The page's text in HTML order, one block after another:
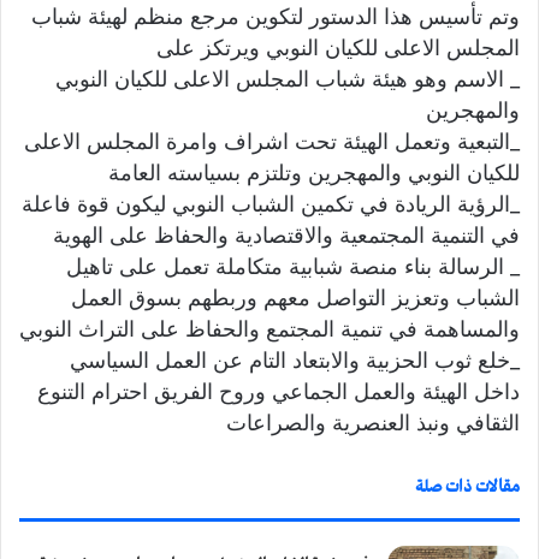
وتم تأسيس هذا الدستور لتكوين مرجع منظم لهيئة شباب
المجلس الاعلى للكيان النوبي ويرتكز على
_ الاسم وهو هيئة شباب المجلس الاعلى للكيان النوبي
والمهجرين
_التبعية وتعمل الهيئة تحت اشراف وامرة المجلس الاعلى
للكيان النوبي والمهجرين وتلتزم بسياسته العامة
_الرؤية الريادة في تكمين الشباب النوبي ليكون قوة فاعلة
في التنمية المجتمعية والاقتصادية والحفاظ على الهوية
_ الرسالة بناء منصة شبابية متكاملة تعمل على تاهيل
الشباب وتعزيز التواصل معهم وربطهم بسوق العمل
والمساهمة في تنمية المجتمع والحفاظ على التراث النوبي
_خلع ثوب الحزبية والابتعاد التام عن العمل السياسي
داخل الهيئة والعمل الجماعي وروح الفريق احترام التنوع
الثقافي ونبذ العنصرية والصراعات
مقالات ذات صلة